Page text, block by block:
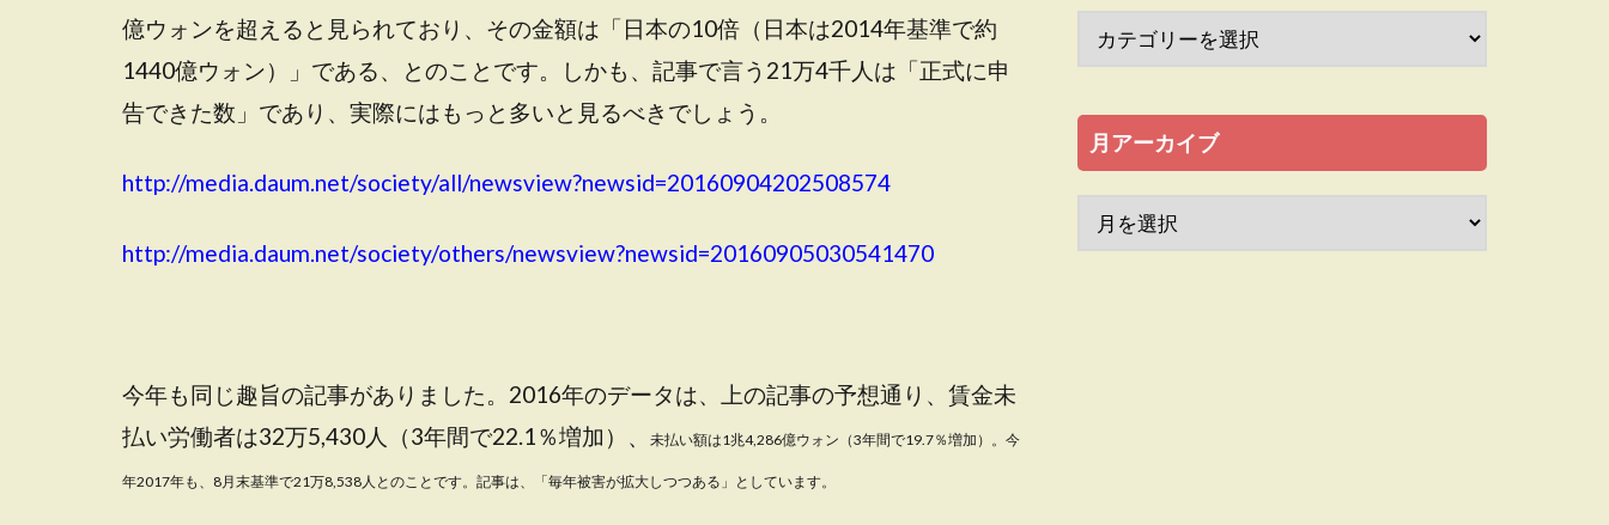
億ウォンを超えると見られており、その金額は「日本の10倍（日本は2014年基準で約
1440億ウォン）」である、とのことです。しかも、記事で言う21万4千人は「正式に申
告できた数」であり、実際にはもっと多いと見るべきでしょう。
http://media.daum.net/society/all/newsview?newsid=20160904202508574
http://media.daum.net/society/others/newsview?newsid=20160905030541470
今年も同じ趣旨の記事がありました。2016年のデータは、上の記事の予想通り、賃金未
払い労働者は32万5,430人（3年間で22.1％増加）、
未払い額は1兆4,286億ウォン（3年間で19.7％増加） 。今
年2017年も、8月末基準で21万8,538人とのことです。記事は、「毎年被害が拡大しつつある」としています。
月アーカイブ